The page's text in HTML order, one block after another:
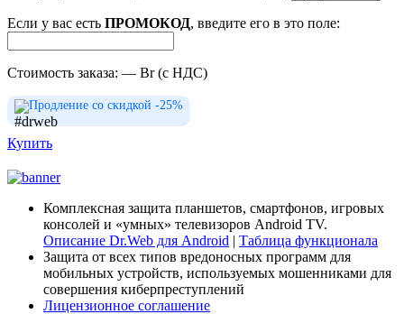
Если у вас есть ПРОМОКОД, введите его в это поле:
Стоимость заказа: — Br(с НДС)
Продление со скидкой -25%
Купить
Комплексная защита планшетов, смартфонов, игровых
консолей и «умных» телевизоров Android TV.
Описание Dr.Web для Android | Таблица функционала
Защита от всех типов вредоносных программ для
мобильных устройств, используемых мошенниками для
совершения киберпреступлений
Лицензионное соглашение